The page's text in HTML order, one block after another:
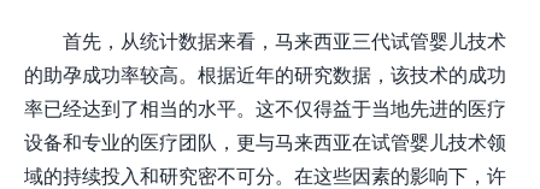
首先，从统计数据来看，马来西亚三代试管婴儿技术
的助孕成功率较高。根据近年的研究数据，该技术的成功
率已经达到了相当的水平。这不仅得益于当地先进的医疗
设备和专业的医疗团队，更与马来西亚在试管婴儿技术领
域的持续投入和研究密不可分。在这些因素的影响下，许